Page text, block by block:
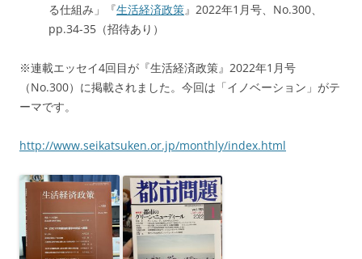
る仕組み」『生活経済政策』2022年1月号、No.300、
pp.34-35（招待あり）
※連載エッセイ4回目が『生活経済政策』2022年1月号
（No.300）に掲載されました。今回は「イノベーション」がテ
ーマです。
http://www.seikatsuken.or.jp/monthly/index.html